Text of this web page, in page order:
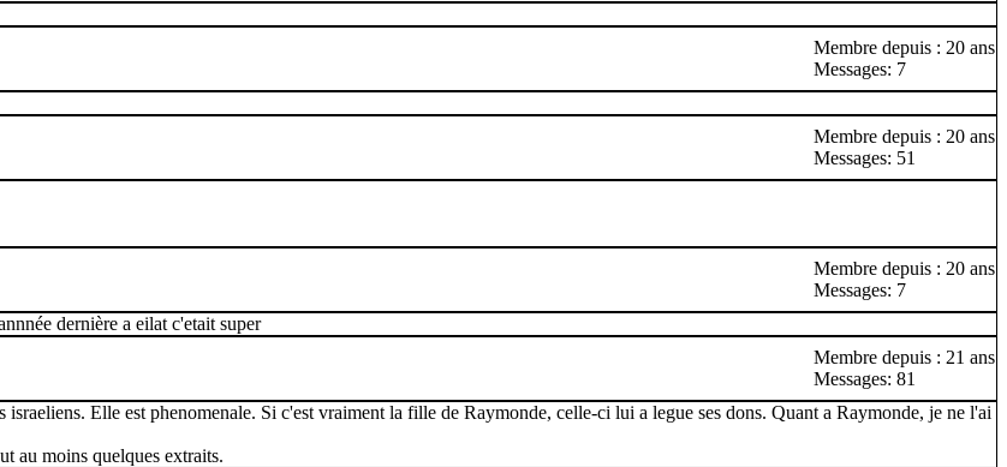
Membre depuis : 20 ans
Messages: 7
Membre depuis : 20 ans
Messages: 51
Membre depuis : 20 ans
Messages: 7
dernière a eilat c'etait super
Membre depuis : 21 ans
Messages: 81
Elle est phenomenale. Si c'est vraiment la fille de Raymonde, celle-ci lui a legue ses dons. Quant a Raymonde, je ne l'ai
au moins quelques extraits.